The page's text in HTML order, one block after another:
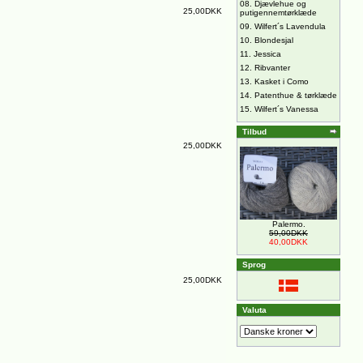
25,00DKK
25,00DKK
25,00DKK
08. Djævlehue og
putigennemtørklæde
09. Wilfert´s Lavendula
10. Blondesjal
11. Jessica
12. Ribvanter
13. Kasket i Como
14. Patenthue & tørklæde
15. Wilfert´s Vanessa
Tilbud
Palermo.
59,00DKK
40,00DKK
Sprog
Valuta